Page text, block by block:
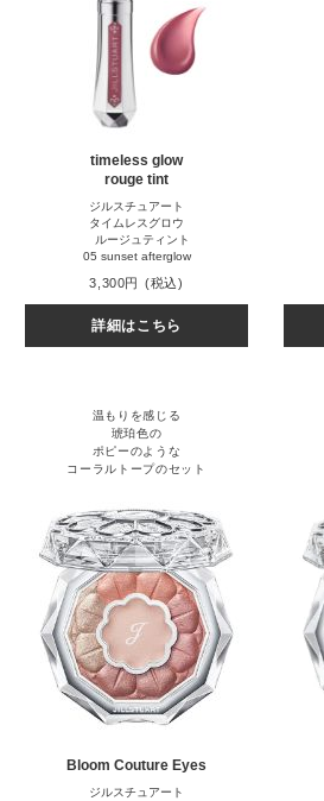
timeless glow
rouge tint
ジルスチュアート
タイムレスグロウ
ルージュティント
05 sunset afterglow
3,300円 (税込)
詳細はこちら
温もりを感じる
琥珀色の
ポピーのような
コーラルトープのセット
Bloom Couture Eyes
ジルスチュアート